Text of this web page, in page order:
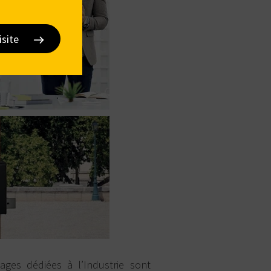
dédiées à l’Industrie sont